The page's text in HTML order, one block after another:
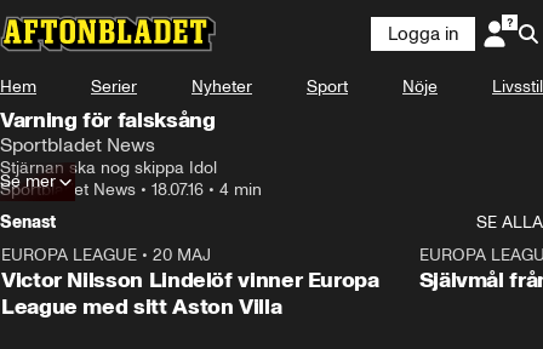
Logga in
Hem Serier Nyheter Sport Nöje Livsstil
Varning för falsksång
Sportbladet News
Stjärnan ska nog skippa Idol
Sportbladet News • 18.07.16 • 4 min
Se mer
Senast
SE ALLA
EUROPA LEAGUE • 20 MAJ
Victor Nilsson Lindelöf vinner Europa
League med sitt Aston Villa
EUROPA
Självmål